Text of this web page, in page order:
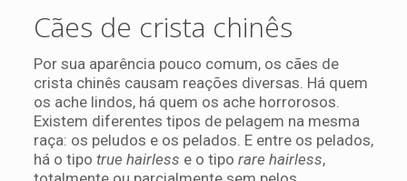
Cães de crista chinês
Por sua aparência pouco comum, os cães de
crista chinês causam reações diversas. Há quem
os ache lindos, há quem os ache horrorosos.
Existem diferentes tipos de pelagem na mesma
raça: os peludos e os pelados. E entre os pelados,
há o tipo true hairless e o tipo rare hairless,